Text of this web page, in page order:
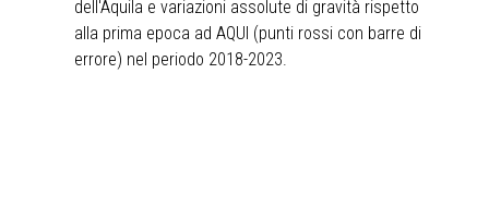
dell'Aquila e variazioni assolute di gravità rispetto
alla prima epoca ad AQUI (punti rossi con barre di
errore) nel periodo 2018-2023.